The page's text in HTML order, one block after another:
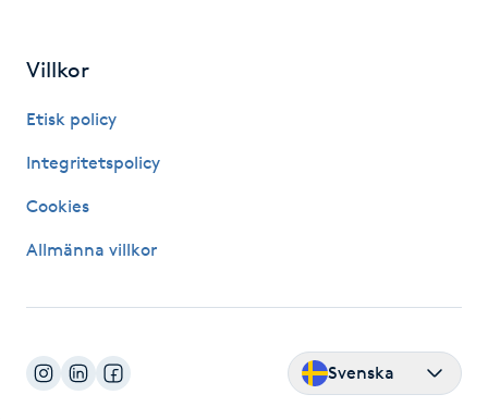
Kiropraktik
Klippning
Koppningsmassage
Villkor
Etisk policy
Integritetspolicy
Cookies
Allmänna villkor
Svenska